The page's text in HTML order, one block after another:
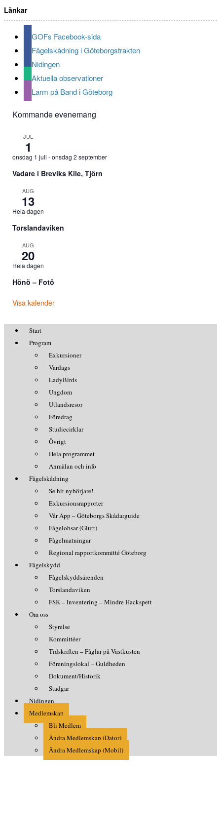
Länkar
GOFs Facebook-sida
Fågelskådning i Göteborgstrakten
Nidingen
Aktuella observationer
Larm på Band i Göteborg
Kommande evenemang
JUL
1
onsdag 1 juli -onsdag 2 september
Vadare i Breviks Kile, Tjörn
AUG
13
Hela dagen
Torslandaviken
AUG
20
Hela dagen
Hönö – Fotö
Visa kalender
Start
Program
Exkursioner
Vardags
LadyBirds
Ungdom
Utlandsresor
Föredrag
Studiecirklar
Övrigt
Hela programmet
Anmälan och info
Fågelskådning
Se hit nybörjare!
Exkursionsrapporter
Vår App – Göteborgs Skådarguide
Fågelobsar (Glutt)
Fågelmatningar
Regional rapportkommitté Göteborg
Fågelskydd
Fågelskyddsärenden
Torslandaviken
FSK – Inventering – Mindre Hackspett
Om oss
Styrelse
Kommittéer
Tidskriften – Fåglar på Västkusten
Föreningslokal – Guldheden
Dokument/Historik
Stadgar
Nidingen
Medlemskap
Bli Medlem
Ändra Medlemskap (Dator)
Ändra Medlemskap (Mobil)